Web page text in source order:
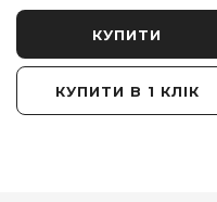
КУПИТИ
КУПИТИ В 1 КЛІК